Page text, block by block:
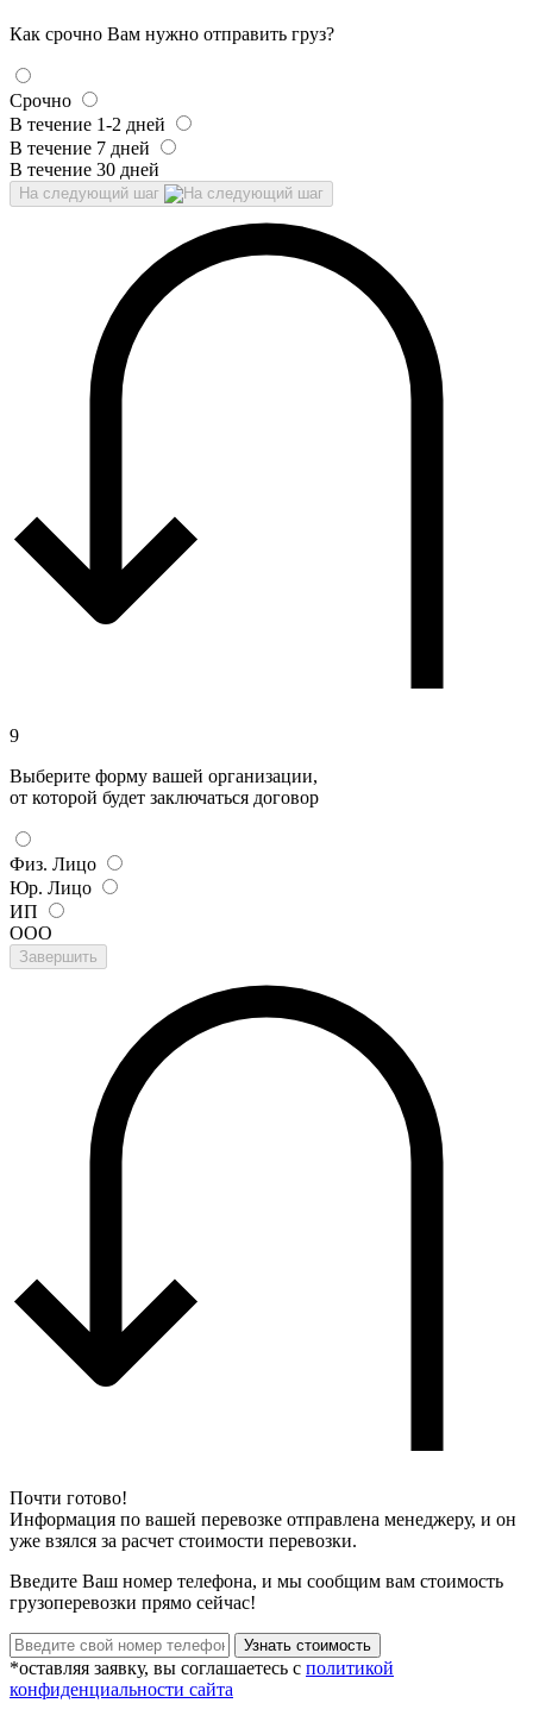
Как срочно Вам нужно отправить груз?
Срочно
В течение 1-2 дней
В течение 7 дней
В течение 30 дней
На следующий шаг
9
Выберите форму вашей организации,
от которой будет заключаться договор
Физ. Лицо
Юр. Лицо
ИП
ООО
Завершить
Почти готово!
Информация по вашей перевозке отправлена менеджеру, и он
уже взялся за расчет стоимости перевозки.
Введите Ваш номер телефона, и мы сообщим вам стоимость
грузоперевозки прямо сейчас!
*оставляя заявку, вы соглашаетесь с политикой
конфиденциальности сайта